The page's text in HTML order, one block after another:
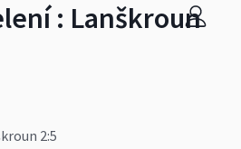
: Lanškroun
2:5